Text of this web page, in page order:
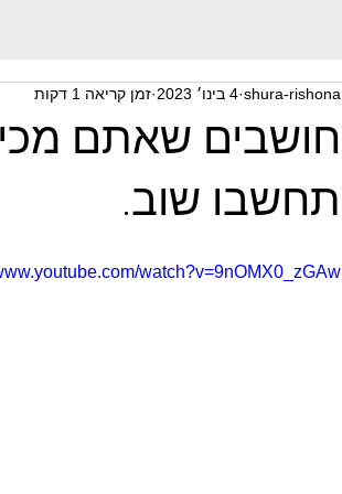
חושבים שאתם
תחשבו שוב.
shura-rishona 4 בינו׳ 2023 זמן קריאה 1 דקות
watch?v=9nOMX0_zGAw